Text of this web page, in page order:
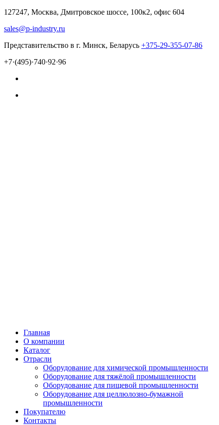
127247, Москва, Дмитровское шоссе, 100к2, офис 604
sales@p-industry.ru
Представительство в г. Минск, Беларусь +375-29-355-07-86
+7·(495)·740·92·96
Главная
О компании
Каталог
Отрасли
Оборудование для химической промышленности
Оборудование для тяжёлой промышленности
Оборудование для пищевой промышленности
Оборудование для целлюлозно-бумажной
промышленности
Покупателю
Контакты